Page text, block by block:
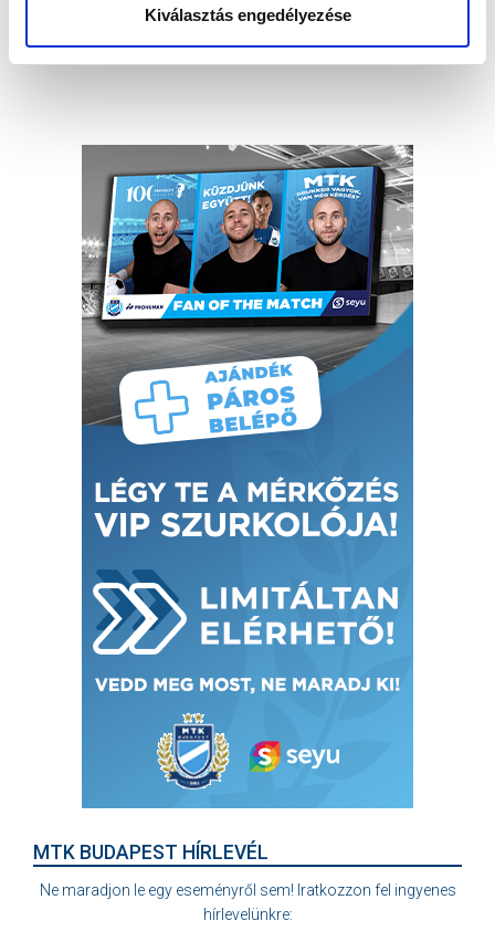
Kiválasztás engedélyezése
MTK BUDAPEST HÍRLEVÉL
Ne maradjon le egy eseményről sem! Iratkozzon fel ingyenes
hírlevelünkre: